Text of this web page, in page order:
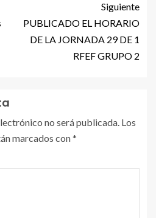
Siguiente
PUBLICADO EL HORARIO
DE LA JORNADA 29 DE 1
RFEF GRUPO 2
no será publicada. Los
marcados con*